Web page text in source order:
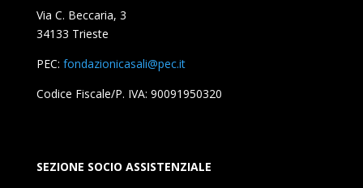
Via C. Beccaria, 3
34133 Trieste
PEC: fondazionicasali@pec.it
Codice Fiscale/P. IVA: 90091950320
SEZIONE SOCIO ASSISTENZIALE